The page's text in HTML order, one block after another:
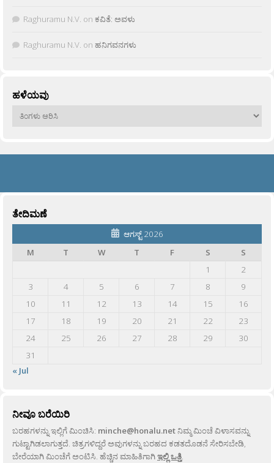
Raghuramu N.V. on ಕವಿತೆ: ಅವಳು
Raghuramu N.V. on ಹನಿಗವನಗಳು
ಹಳೆಯವು
ಹಳೆಯವು
ತೇದಿಮಣೆ
ಆಗಸ್ಟ್ 2026
M
T W T F S
S
1
2
3
4 5 6 7 8
9
10
11 12 13 14 15
16
17
18 19 20 21 22
23
24
25 26 27 28 29
30
31
« Jul
ನೀವೂ ಬರೆಯಿರಿ
ಬರಹಗಳನ್ನು ಇಲ್ಲಿಗೆ ಮಿಂಚಿಸಿ: minche@honalu.netನಿಮ್ಮ ಮಿಂಚೆ ವಿಳಾಸವನ್ನು
ಗುಟ್ಟಾಗಿಡಲಾಗುತ್ತದೆ. ಚಿತ್ರಗಳಿದ್ದರೆ ಅವುಗಳನ್ನು ಬರಹದ ಕಡತದೊಡನೆ ಸೇರಿಸಬೇಡಿ,
ಬೇರೆಯಾಗಿ ಮಿಂಚೆಗೆ ಅಂಟಿಸಿ. ಹೆಚ್ಚಿನ ಮಾಹಿತಿಗಾಗಿಇಲ್ಲಿ ಒತ್ತಿ.